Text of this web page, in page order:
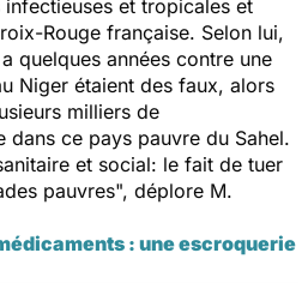
et tropicales et
Rouge française. Selon lui,
quelques années contre une
Niger étaient des faux, alors
milliers de
dans ce pays pauvre du Sahel.
et social: le fait de tuer
pauvres", déplore M.
: une escroquerie